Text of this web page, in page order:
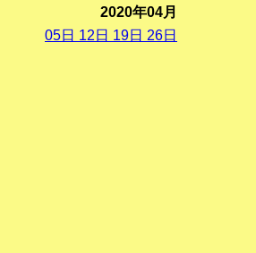
2020年04月
05日 12 日 19日 26日